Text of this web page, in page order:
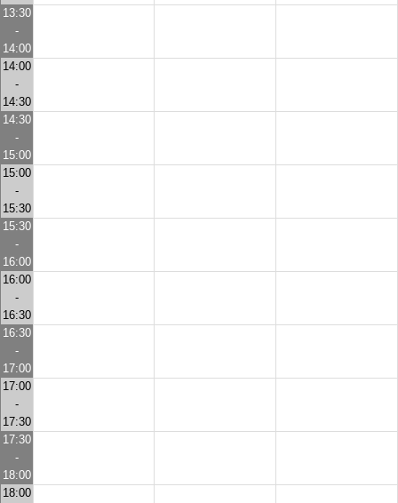
13:30
-
14:00
14:00
-
14:30
14:30
-
15:00
15:00
-
15:30
15:30
-
16:00
16:00
-
16:30
16:30
-
17:00
17:00
-
17:30
17:30
-
18:00
18:00